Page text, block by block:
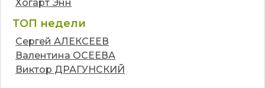
Хогарт Энн
ТОП недели
Сергей АЛЕКСЕЕВ
Валентина ОСЕЕВА
Виктор ДРАГУНСКИЙ